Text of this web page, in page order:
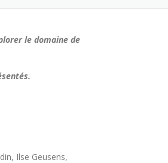
le domaine de
Ilse Geusens,